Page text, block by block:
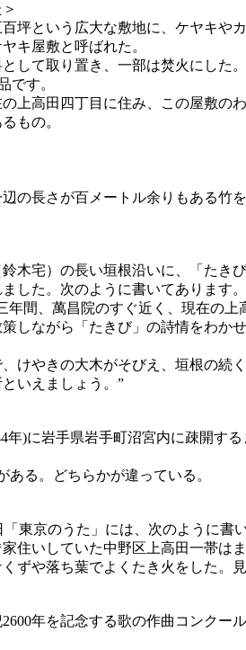
坪という広大な敷地に、ケヤキや
キ屋敷と呼ばれた。
して取り置き、一部は焚火にした
です。
高田四丁目に住み、この屋敷の
もの。
の長さが百メートル余りもある竹
木宅）の長い垣根沿いに、「たき
した。次のように書いてあります。
間、萬昌院のすぐ近く、現在の上
しながら「たきび」の詩情をわか
けやきの大木がそびえ、垣根の続
いえましょう。”
)に岩手県岩手町沼宮内に疎開す
る。どちらかが違っている。
東京のうた」には、次のように
住いしていた中野区上高田一帯は
ずや落ち葉でよくたき火をした。
年を記念する歌の作曲コンクー